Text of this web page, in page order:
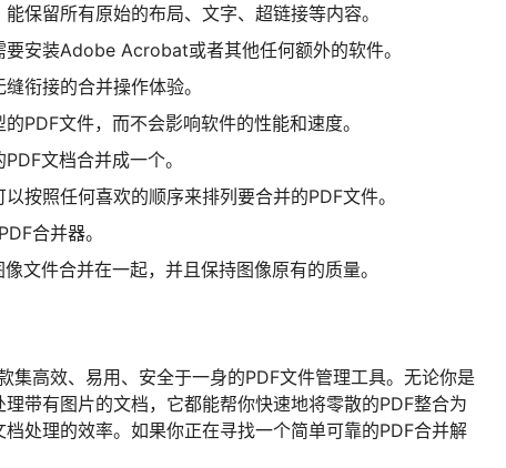
保留所有原始的布局、文字、超链接等内容。
安装Adobe Acrobat或者其他任何额外的软件。
衔接的合并操作体验。
PDF文件，而不会影响软件的性能和速度。
文档合并成一个。
按照任何喜欢的顺序来排列要合并的PDF文件。
合并器。
文件合并在一起，并且保持图像原有的质量。
高效、易用、安全于一身的PDF文件管理工具。无论你是
带有图片的文档，它都能帮你快速地将零散的PDF整合为
处理的效率。如果你正在寻找一个简单可靠的PDF合并解